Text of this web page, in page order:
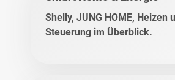
Shelly, JUNG HOME, Heizen
Steuerung im Überblick.